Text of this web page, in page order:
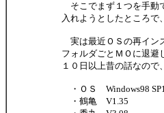
そこでまず１つを手動
入れようとしたところで
実は最近ＯＳの再イン
フォルダごとＭＯに退避
１０日以上昔の話なので
・ＯＳ Windows98
・鶴亀 V1.35